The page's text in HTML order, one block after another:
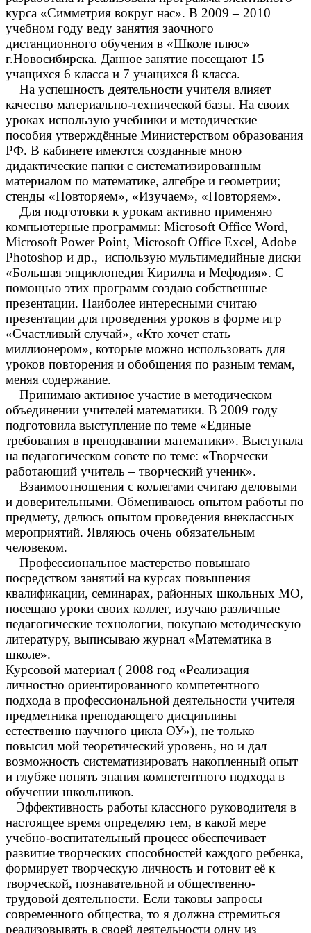
курса «Симметрия вокруг нас». В 2009 – 2010
учебном году веду занятия заочного
дистанционного обучения в «Школе плюс»
г.Новосибирска. Данное занятие посещают 15
учащихся 6 класса и 7 учащихся 8 класса.
На успешность деятельности учителя влияет
качество материально-технической базы. На своих
уроках использую учебники и методические
пособия утверждённые Министерством образования
РФ. В кабинете имеются созданные мною
дидактические папки с систематизированным
материалом по математике, алгебре и геометрии;
стенды «Повторяем», «Изучаем», «Повторяем».
Для подготовки к урокам активно применяю
компьютерные программы: Microsoft Office Word,
Microsoft Power Point, Microsoft Office Excel, Adobe
Photoshop и др., использую мультимедийные диски
«Большая энциклопедия Кирилла и Мефодия». С
помощью этих программ создаю собственные
презентации. Наиболее интересными считаю
презентации для проведения уроков в форме игр
«Счастливый случай», «Кто хочет стать
миллионером», которые можно использовать для
уроков повторения и обобщения по разным темам,
меняя содержание.
Принимаю активное участие в методическом
объединении учителей математики. В 2009 году
подготовила выступление по теме «Единые
требования в преподавании математики». Выступала
на педагогическом совете по теме: «Творчески
работающий учитель – творческий ученик».
Взаимоотношения с коллегами считаю деловыми
и доверительными. Обмениваюсь опытом работы по
предмету, делюсь опытом проведения внеклассных
мероприятий. Являюсь очень обязательным
человеком.
Профессиональное мастерство повышаю
посредством занятий на курсах повышения
квалификации, семинарах, районных школьных МО,
посещаю уроки своих коллег, изучаю различные
педагогические технологии, покупаю методическую
литературу, выписываю журнал «Математика в
школе».
Курсовой материал ( 2008 год «Реализация
личностно ориентированного компетентного
подхода в профессиональной деятельности учителя
предметника преподающего дисциплины
естественно научного цикла ОУ»), не только
повысил мой теоретический уровень, но и дал
возможность систематизировать накопленный опыт
и глубже понять знания компетентного подхода в
обучении школьников.
Эффективность работы классного руководителя в
настоящее время определяю тем, в какой мере
учебно-воспитательный процесс обеспечивает
развитие творческих способностей каждого ребенка,
формирует творческую личность и готовит её к
творческой, познавательной и общественно-
трудовой деятельности. Если таковы запросы
современного общества, то я должна стремиться
реализовывать в своей деятельности одну из